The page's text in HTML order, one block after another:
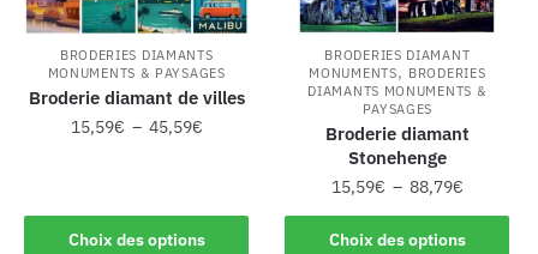
BRODERIES DIAMANTS
MONUMENTS & PAYSAGES
Broderie diamant de villes
15,59€ – 45,59€
Choix des options
BRODERIES DIAMANT
MONUMENTS, BRODERIES
DIAMANTS MONUMENTS &
PAYSAGES
Broderie diamant
Stonehenge
15,59€ – 88,79€
Choix des options